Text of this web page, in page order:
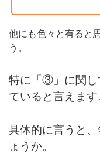
他にも色々と有ると
う。
特に「③」に関し
ていると言えます
具体的に言うと
ょうか。